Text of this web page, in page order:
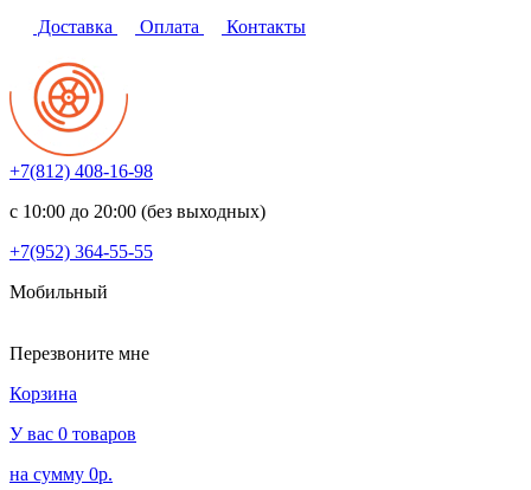
Доставка Оплата Контакты
+7(812) 408-16-98
с 10:00 до 20:00 (без выходных)
+7(952) 364-55-55
Мобильный
Перезвоните мне
Корзина
У вас 0 товаров
на сумму 0р.